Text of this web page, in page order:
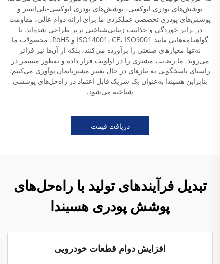
پوشش‌های پودری اپوکسی، پوشش‌های پودری اپوکسی-پلی‌استر و
پوشش‌های پودری تخصصی عملکردی ما برای ارائه دوام عالی، مقاومت
در برابر خوردگی و جذابیت زیبایی‌شناختی برتر طراحی شده‌اند. با
گواهینامه‌هایی مانند ISO14001، CE، ISO9001 و RoHS، محصولات ما
نه‌تنها معیارهای صنعتی را برآورده می‌کنند، بلکه از آن‌ها نیز فراتر
می‌روند. ما رضایت مشتری را در اولویت قرار داده و به‌طور مستمر در
راستای پاسخگویی به نیازهای در حال تغییر مشتریانمان نوآوری می‌کنیم؛
بنابراین هسیندا به‌عنوان یک شریک قابل اعتماد در راه‌حل‌های پوششی
شناخته می‌شود.
دریافت قیمت
تبدیل فرآیندهای تولید با راه‌حل‌های
پوشش پودری هسیندا
افزایش دوام قطعات خودرویی